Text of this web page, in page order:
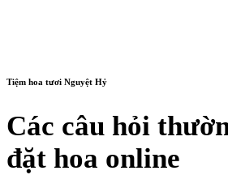
Tiệm hoa tươi Nguyệt Hỷ
Các câu hỏi
đặt hoa online